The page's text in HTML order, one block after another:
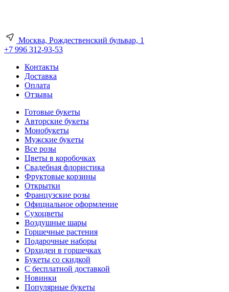
Москва, Рождественский бульвар, 1
+7 996 312-93-53
Контакты
Доставка
Оплата
Отзывы
Готовые букеты
Авторские букеты
Монобукеты
Мужские букеты
Все розы
Цветы в коробочках
Свадебная флористика
Фруктовые корзины
Открытки
Французские розы
Официальное оформление
Сухоцветы
Воздушные шары
Горшечные растения
Подарочные наборы
Орхидеи в горшечках
Букеты со скидкой
С бесплатной доставкой
Новинки
Популярные букеты